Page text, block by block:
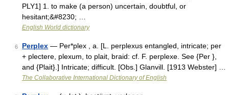
PLY1] 1. to make (a person) uncertain, doubtful, or
hesitant;&#8230; …
English World dictionary
6 Perplex — Per*plex , a. [L. perplexus entangled, intricate; per
+ plectere, plexum, to plait, braid: cf. F. perplexe. See {Per },
and {Plait}.] Intricate; difficult. [Obs.] Glanvill. [1913 Webster] …
The Collaborative International Dictionary of English